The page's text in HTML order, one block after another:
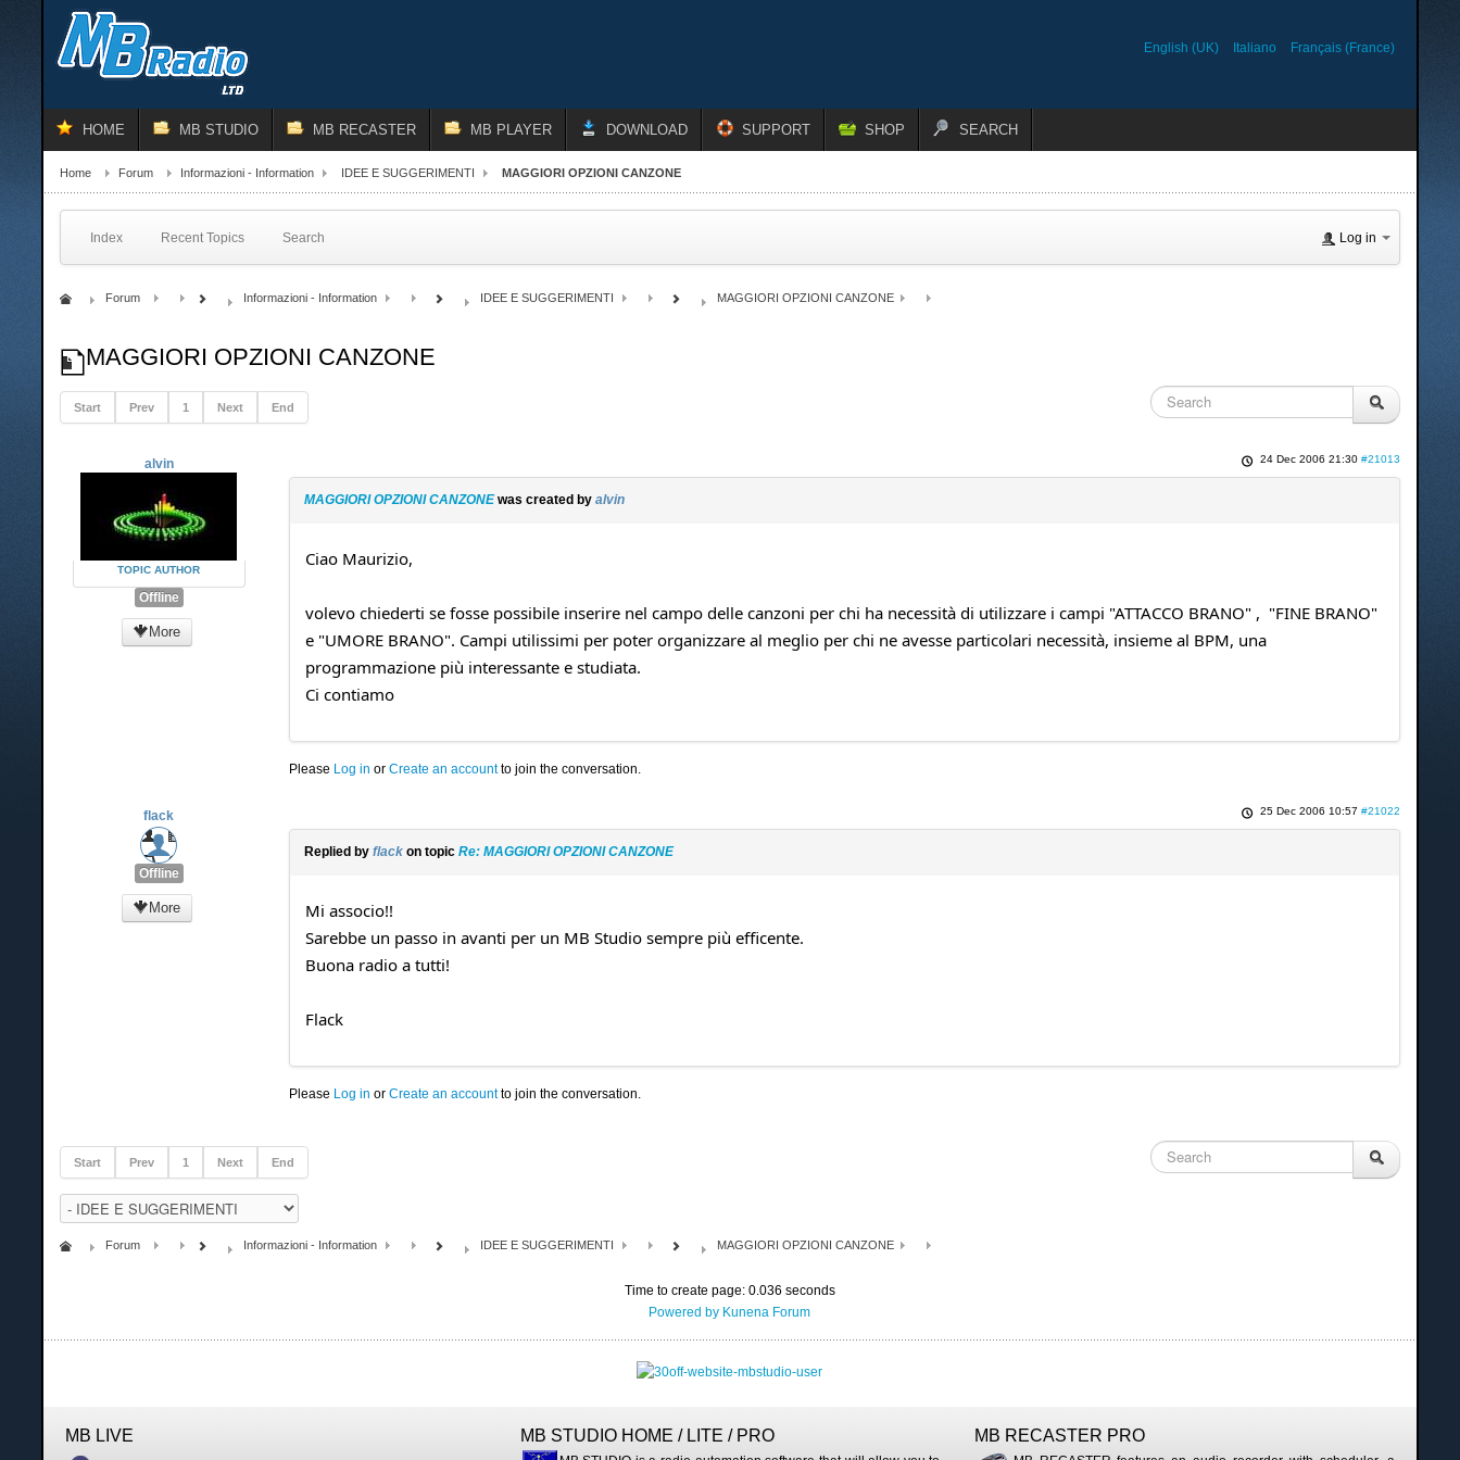
English (UK) Italiano Français (France)
HOME MB STUDIO MB RECASTER MB PLAYER DOWNLOAD SUPPORT SHOP SEARCH
Home Forum Informazioni - Information IDEE E SUGGERIMENTI MAGGIORI OPZIONI CANZONE
Index Recent Topics Search Log in
Forum Informazioni - Information IDEE E SUGGERIMENTI MAGGIORI OPZIONI CANZONE
MAGGIORI OPZIONI CANZONE
Start Prev 1 Next End
alvin
TOPIC AUTHOR
Offline
More
24 Dec 2006 21:30 #21013
MAGGIORI OPZIONI CANZONEwas created by alvin
Ciao Maurizio,
volevo chiederti se fosse possibile inserire nel campo delle canzoni per chi ha necessità di utilizzare i campi "ATTACCO BRANO" , "FINE BRANO"
e "UMORE BRANO". Campi utilissimi per poter organizzare al meglio per chi ne avesse particolari necessità, insieme al BPM, una
programmazione più interessante e studiata.
Ci contiamo
Please Log in or Create an accountto join the conversation.
flack
Offline
More
25 Dec 2006 10:57 #21022
Replied by flackon topic Re: MAGGIORI OPZIONI CANZONE
Mi associo!!
Sarebbe un passo in avanti per un MB Studio sempre più efficente.
Buona radio a tutti!
Flack
Please Log in or Create an accountto join the conversation.
Start Prev 1 Next End
Forum Informazioni - Information IDEE E SUGGERIMENTI MAGGIORI OPZIONI CANZONE
Time to create page: 0.036 seconds
Powered by Kunena Forum
MB LIVE MB STUDIO HOME / LITE / PRO MB RECASTER PRO